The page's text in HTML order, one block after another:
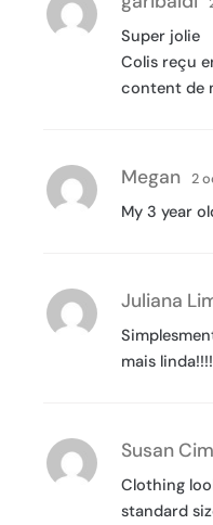
Super jolie
Colis reçu
content de
Megan 2
My 3 year
Juliana
mais
Susan
Clothing
standard